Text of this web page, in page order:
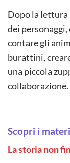
Dopo la lettura
dei
contare gli
burattini,
una piccola
collaborazione.
Scopri i
La storia non